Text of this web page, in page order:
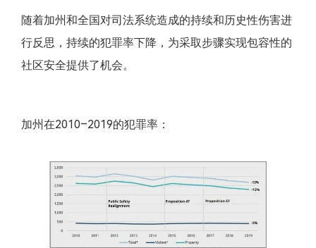
随着加州和全国对司法系统造成的持续和历史性伤害进
行反思，持续的犯罪率下降，为采取步骤实现包容性的
社区安全提供了机会。
加州在2010–2019的犯罪率：